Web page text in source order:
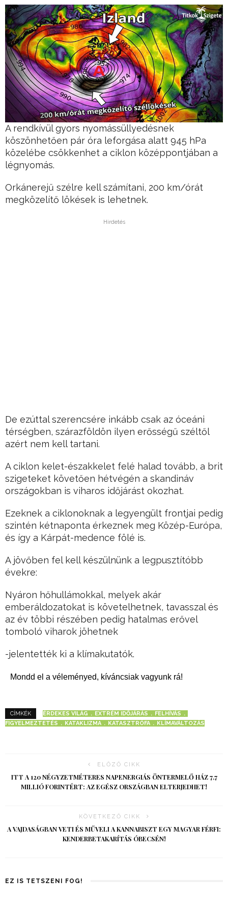
A rendkívül gyors nyomássüllyedésnek
köszönhetően pár óra leforgása alatt 945 hPa
közelébe csökkenhet a ciklon középpontjában a
légnyomás.
Orkánerejű szélre kell számítani, 200 km/órát
megközelítő lökések is lehetnek.
Hirdetés
De ezúttal szerencsére inkább csak az óceáni
térségben, szárazföldön ilyen erősségű széltől
azért nem kell tartani.
A ciklon kelet-északkelet felé halad tovább, a brit
szigeteket követően hétvégén a skandináv
országokban is viharos időjárást okozhat.
Ezeknek a ciklonoknak a legyengült frontjai pedig
szintén kétnaponta érkeznek meg Közép-Európa,
és így a Kárpát-medence fölé is.
A jövőben fel kell készülnünk a legpusztítóbb
évekre:
Nyáron hőhullámokkal, melyek akár
emberáldozatokat is követelhetnek, tavasszal és
az év többi részében pedig hatalmas erővel
tomboló viharok jöhetnek
-jelentették ki a klímakutatók.
Mondd el a véleményed, kíváncsiak vagyunk rá!
CÍMKÉK ÉRDEKES VILÁG EXTRÉM IDŐJÁRÁS
FELHÍVÁS
FIGYELMEZTETÉS
KATAKLIZMA KATASZTRÓFA KLÍMAVÁLTOZÁS
ELŐZŐ CIKK
ITT A 120 NÉGYZETMÉTERES NAPENERGIÁS ÖNTERMELŐ HÁZ 7,7
MILLIÓ FORINTÉRT: AZ EGÉSZ ORSZÁGBAN ELTERJEDHET!
KÖVETKEZŐ CIKK
A VAJDASÁGBAN VETI ÉS MŰVELI A KANNABISZT EGY MAGYAR FÉRFI:
KENDERBETAKARÍTÁS ÓBECSÉN!
EZ IS TETSZENI FOG!